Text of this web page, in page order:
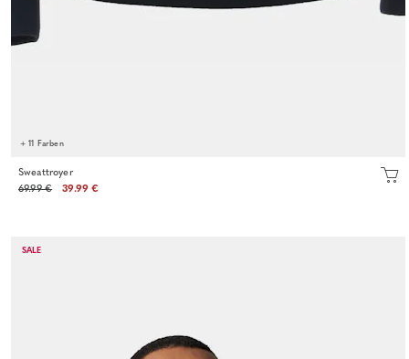
+ 11 Farben
Sweattroyer
69.99 €
39.99 €
SALE